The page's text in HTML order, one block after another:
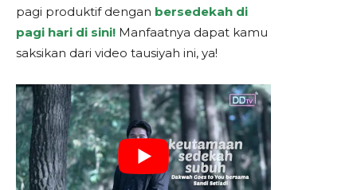
pagi produktif dengan bersedekah di
pagi hari di sini! Manfaatnya dapat kamu
saksikan dari video tausiyah ini, ya!